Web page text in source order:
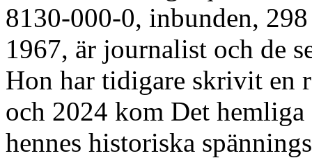
8130-000-0, inbunden,
1967, är journalist och de
Hon har tidigare skrivit en
och 2024 kom Det
hennes historiska